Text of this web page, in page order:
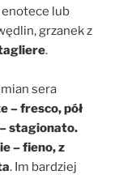
lub
grzanek z
.
sera
– fresco, pół
stagionato.
– fieno, z
. Im bardziej